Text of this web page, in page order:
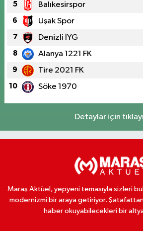
5 Balıkesirspor
6 Uşak Spor
7 Denizli İYG
8 Alanya 1221 FK
9 Tire 2021 FK
10 Söke 1970
Detaylar için
Maraş Aktüel, yepyeni temasıyla sizleri
modernizmi bir araya getiriyor. Şatafattan
haber okuyabilecekleri bir